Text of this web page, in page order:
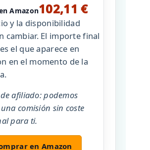
Amazon102,11 €
y la disponibilidad
cambiar. El importe final
el que aparece en
en el momento de la
afiliado: podemos
comisión sin coste
para ti.
en Amazon